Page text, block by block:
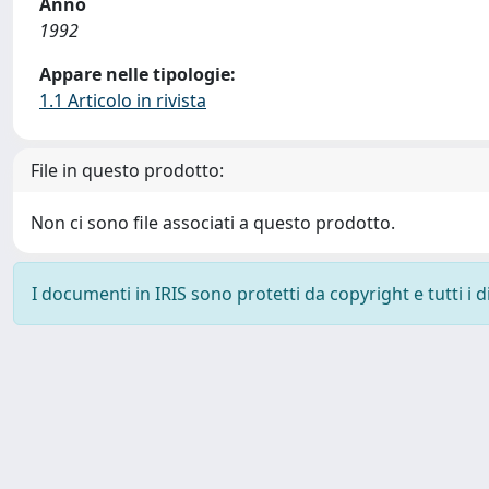
1992
Appare nelle tipologie:
1.1 Articolo in rivista
File in questo prodotto:
Non ci sono file associati a questo prodotto.
I documenti in IRIS sono protetti da copyright e tutti i